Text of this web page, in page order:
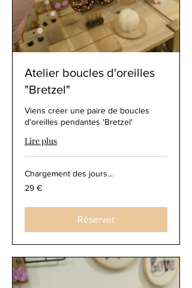
Atelier boucles d'oreilles
"Bretzel"
Viens créer une paire de boucles
d'oreilles pendantes 'Bretzel'
Lire plus
Chargement des jours...
29
euros
29 €
Réserver